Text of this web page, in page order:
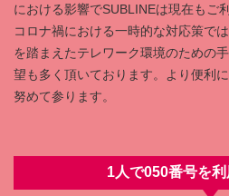
における影響でSUBLINEは現在もご
コロナ禍における⼀時的な対応策で
を踏まえたテレワーク環境のための
望も多く頂いております。より便利
努めて参ります。
1人で050番号を